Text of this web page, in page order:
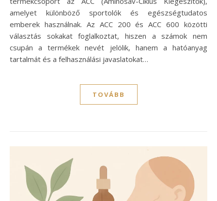
amelyet különböző sportolók és egészségtudatos
emberek használnak. Az ACC 200 és ACC 600 közötti
választás sokakat foglalkoztat, hiszen a számok nem
csupán a termékek nevét jelölik, hanem a hatóanyag
tartalmát és a felhasználási javaslatokat…
TOVÁBB